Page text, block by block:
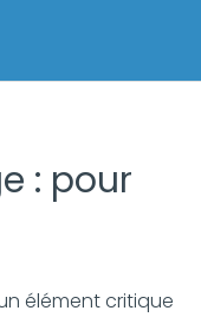
: pour
élément critique